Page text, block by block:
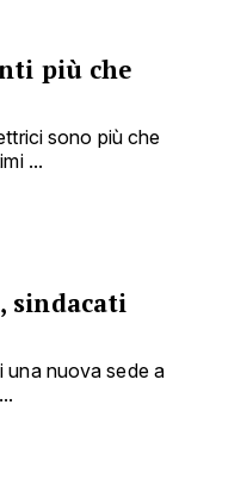
più che
sono più che
...
sindacati
una nuova sede a